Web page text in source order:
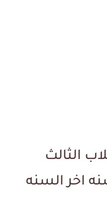
الثالث
اخر السنه